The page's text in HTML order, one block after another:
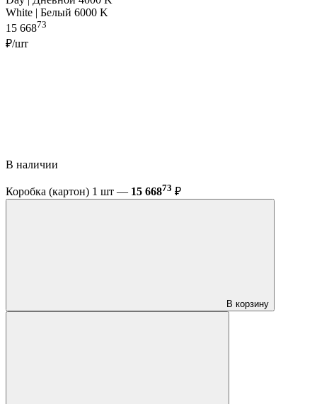
White | Белый 6000 K
15 66873
₽/шт
В наличии
Коробка (картон) 1 шт — 15 66873 ₽
В корзину